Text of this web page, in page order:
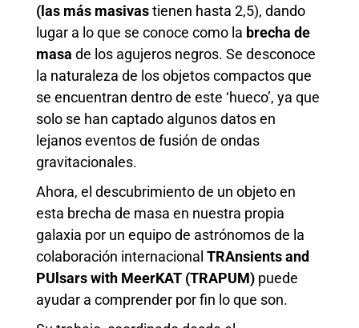
(las más masivastienen hasta 2,5), dando
lugar a lo que se conoce como la brecha de
masa de los agujeros negros. Se desconoce
la naturaleza de los objetos compactos que
se encuentran dentro de este ‘hueco’, ya que
solo se han captado algunos datos en
lejanos eventos de fusión de ondas
gravitacionales.
Ahora, el descubrimiento de un objeto en
esta brecha de masa en nuestra propia
galaxia por un equipo de astrónomos de la
colaboración internacional TRAnsients and
PUlsars with MeerKAT (TRAPUM) puede
ayudar a comprender por fin lo que son.